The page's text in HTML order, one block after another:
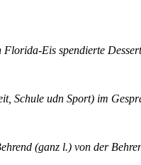
Florida-Eis spendierte
Schule udn Sport) im
(ganz l.) von der